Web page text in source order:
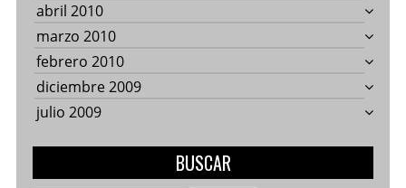
abril 2010
marzo 2010
febrero 2010
diciembre 2009
julio 2009
BUSCAR